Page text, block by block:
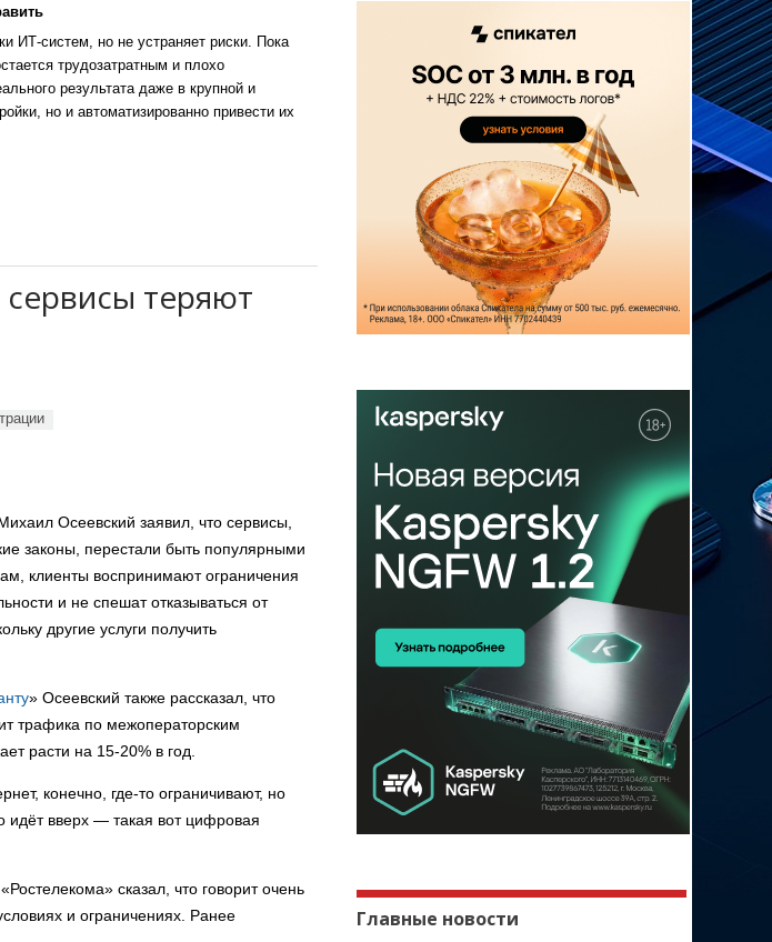
ИТ-систем, но не устраняет риски. Пока
трудозатратным и плохо
результата даже в крупной и
но и автоматизированно привести их
теряют
Осеевский заявил, что сервисы,
законы, перестали быть популярными
клиенты воспринимают ограничения
и не спешат отказываться от
другие услуги получить
» Осеевский также рассказал, что
трафика по межоператорским
расти на 15-20% в год.
конечно, где-то ограничивают, но
идёт вверх — такая вот цифровая
сказал, что говорит очень
и ограничениях. Ранее
Главные новости